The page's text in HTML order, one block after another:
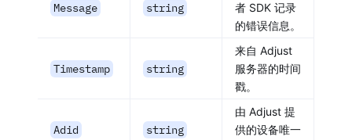
Message string
者 SDK 记录
的错误信息。
Timestamp string
来自 Adjust
服务器的时间
戳。
Adid string
由 Adjust 提
供的设备唯一